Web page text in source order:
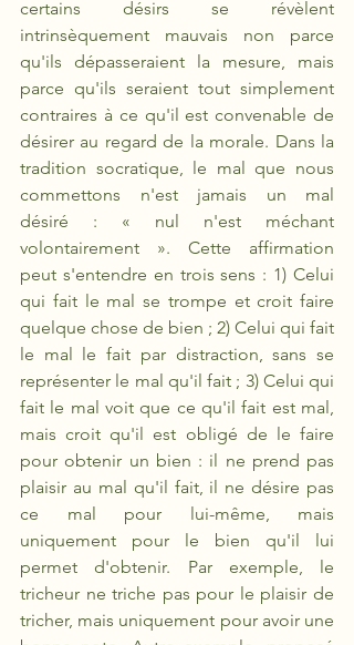
certains désirs se révèlent
intrinsèquement mauvais non parce
qu'ils dépasseraient la mesure, mais
parce qu'ils seraient tout simplement
contraires à ce qu'il est convenable de
désirer au regard de la morale. Dans la
tradition socratique, le mal que nous
commettons n'est jamais un mal
désiré : « nul n'est méchant
volontairement ». Cette affirmation
peut s'entendre en trois sens : 1) Celui
qui fait le mal se trompe et croit faire
quelque chose de bien ; 2) Celui qui fait
le mal le fait par distraction, sans se
représenter le mal qu'il fait ; 3) Celui qui
fait le mal voit que ce qu'il fait est mal,
mais croit qu'il est obligé de le faire
pour obtenir un bien : il ne prend pas
plaisir au mal qu'il fait, il ne désire pas
ce mal pour lui-même, mais
uniquement pour le bien qu'il lui
permet d'obtenir. Par exemple, le
tricheur ne triche pas pour le plaisir de
tricher, mais uniquement pour avoir une